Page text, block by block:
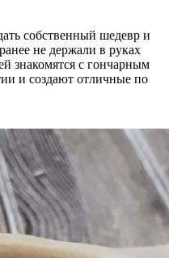
собственный шедевр и
не держали в руках
знакомятся с гончарным
и создают отличные по